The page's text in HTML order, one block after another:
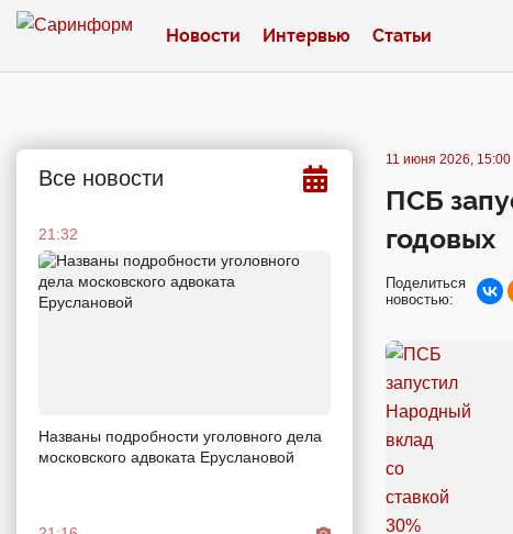
Новости Интервью Статьи
Все новости
21:32
Названы подробности уголовного дела
московского адвоката Еруслановой
11 июня 2026, 15:00
ПСБ
годовых
Поделиться
новостью: